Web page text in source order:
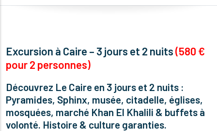
Excursion à Caire – 3 jours et 2 nuits(580 €
pour 2 personnes)
Découvrez Le Caire en 3 jours et 2 nuits :
Pyramides, Sphinx, musée, citadelle, églises,
mosquées, marché Khan El Khalili & buffets à
volonté. Histoire & culture garanties.